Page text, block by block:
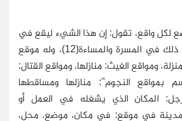
لكل واقع، تقول: إن هذا الشيء ليقع في
قلبي موقعًا، يكون ذلك في المسرة والمساءة(12)، وله موقع
ومواقع الغيث: منازلها، ومواقع القتال:
بمواقع النجوم": منازلها ومساقطها
المكان الذي يشغله في العمل أو
في موقع: في مكان، موضع، محل،